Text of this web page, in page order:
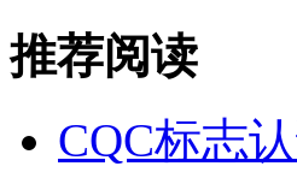
推荐阅读
CQC标志